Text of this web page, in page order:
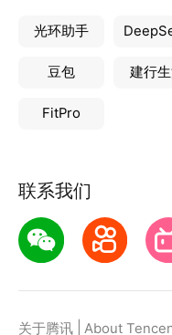
光环助手
豆包 建行
FitPro
联系我们
关于腾讯 About